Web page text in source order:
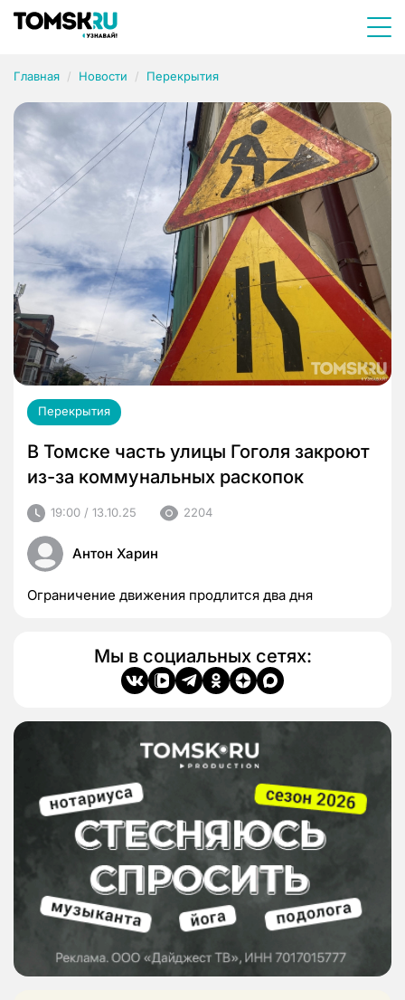
Главная Новости Перекрытия
Перекрытия
В Томске часть улицы Гоголя закроют
из-за коммунальных раскопок
19:00 / 13.10.25 2204
Антон Харин
Ограничение движения продлится два дня
Мы в социальных сетях: